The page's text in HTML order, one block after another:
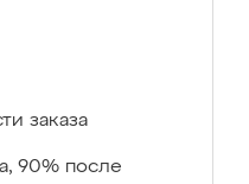
заказа
90% после